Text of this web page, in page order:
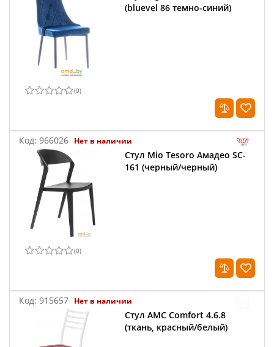
(bluevel 86 темно-синий)
(0)
Код: 966026 Нет в наличии
Стул Mio Tesoro Амадео SC-
161 (черный/черный)
(0)
Код: 915657 Нет в наличии
Стул AMC Comfort 4.6.8
(ткань, красный/белый)